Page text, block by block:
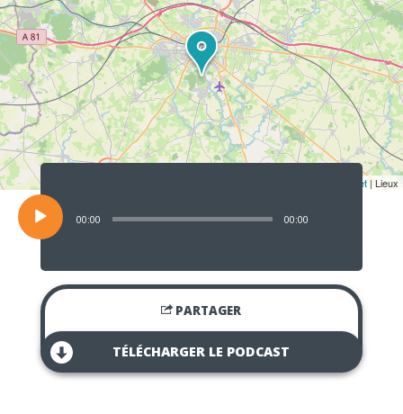
Leaflet| Lieux
Lecteur
audio
00:00 00:00
PARTAGER
TÉLÉCHARGER LE PODCAST